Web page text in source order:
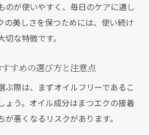
の美容液使用タイミングと注意
後におすすめのオイルフリー美
美容液の塗布タイミングと正しい
のが使いやすく、毎日のケアに適し
の美しさを保つためには、使い続け
な特徴です。
すめの選び方と注意点
ぶ際は、まずオイルフリーであるこ
ょう。オイル成分はまつエクの接着
が悪くなるリスクがあります。